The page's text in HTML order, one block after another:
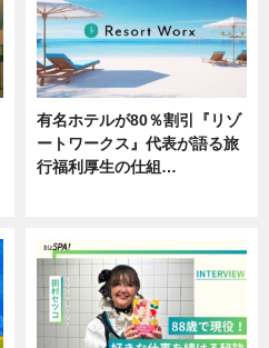
有名ホテルが80％割引『リゾ
ートワークス』代表が語る旅
行福利厚生の仕組…